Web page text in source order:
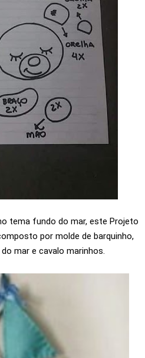
tema fundo do mar, este Projeto
por molde de barquinho,
mar e cavalo marinhos.